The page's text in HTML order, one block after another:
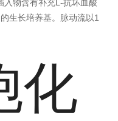
入物含有补充L-抗坏血酸
生长培养基。脉动流以1
化